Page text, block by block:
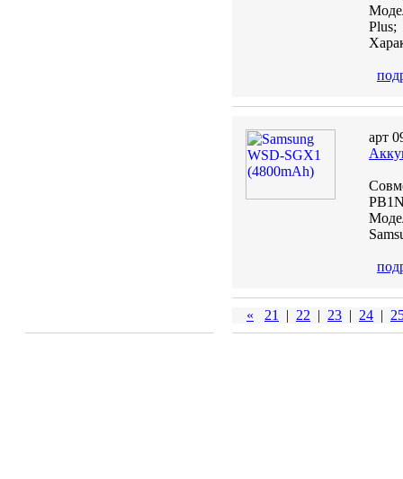
Plus;
арт
« 21 | 22 | 23 | 24 |